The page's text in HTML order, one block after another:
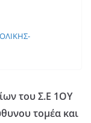
του Σ.Ε 1ΟΥ
τομέα και